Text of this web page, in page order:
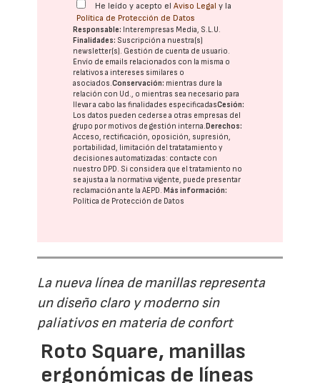
He leído y acepto elAviso Legal y la
Política de Protección de Datos
Responsable: Interempresas Media, S.L.U.
Finalidades: Suscripción a nuestra(s)
newsletter(s). Gestión de cuenta de usuario.
Envío de emails relacionados con la misma o
relativos a intereses similares o
asociados.Conservación: mientras dure la
relación con Ud., o mientras sea necesario para
llevar a cabo las finalidades especificadasCesión:
Los datos pueden cederse a otras empresas del
grupo por motivos de gestión interna. Derechos:
Acceso, rectificación, oposición, supresión,
portabilidad, limitación del tratatamiento y
decisiones automatizadas: contacte con
nuestro DPD. Si considera que el tratamiento no
se ajusta a la normativa vigente, puede presentar
reclamación ante laAEPD. Más información:
Política de Protección de Datos
La nueva línea de manillas representa
un diseño claro y moderno sin
paliativos en materia de confort
Roto Square, manillas
ergonómicas de líneas